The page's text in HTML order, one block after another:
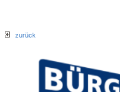
zurück